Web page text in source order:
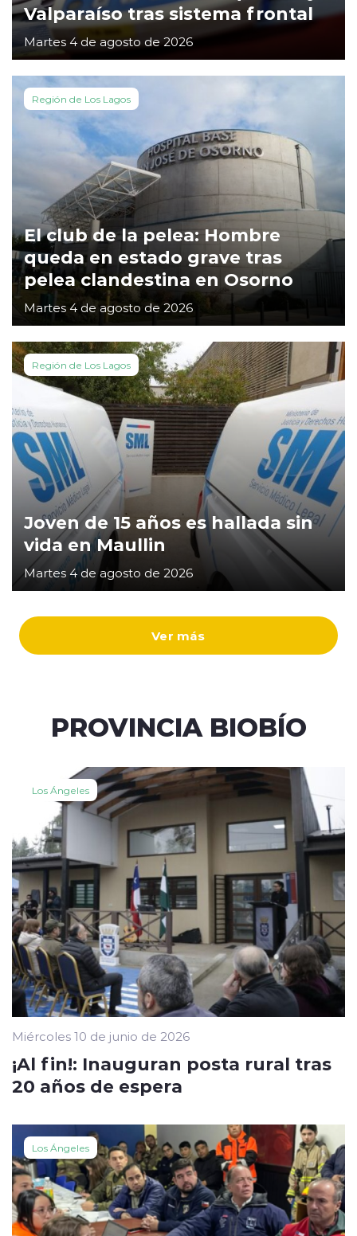
Ver más
Valparaíso tras sistema frontal
Martes 4 de agosto de 2026
Región de Los Lagos
El club de la pelea: Hombre
queda en estado grave tras
pelea clandestina en Osorno
Martes 4 de agosto de 2026
Región de Los Lagos
Joven de 15 años es hallada sin
vida en Maullin
Martes 4 de agosto de 2026
PROVINCIA BIOBÍO
Los Ángeles
Miércoles 10 de junio de 2026
¡Al fin!: Inauguran posta rural tras
20 años de espera
Los Ángeles